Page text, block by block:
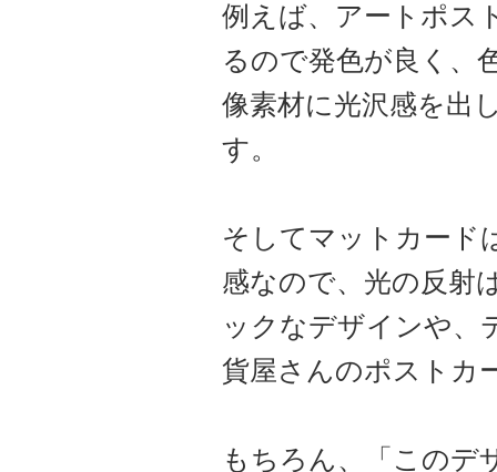
例えば、アートポス
るので発色が良く、
像素材に光沢感を出
す。
そしてマットカード
感なので、光の反射
ックなデザインや、
貨屋さんのポストカ
もちろん、「このデ